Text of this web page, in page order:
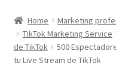
AreaÁrea de afiliados
Home
Marketing
TikTok Marketing Service
de TikTok
500
tu Live Stream de TikTok